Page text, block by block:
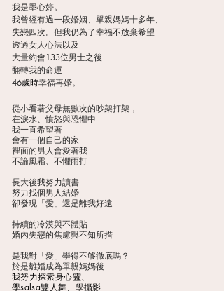
我是墨心婷。
我曾經有過一段婚姻、單親媽媽十多年、
失戀四次。但我仍為了幸福不放棄希望
透過女人心法以及
大量約會133位男士之後
翻轉我的命運
46歲時幸福再婚。
從小看著父母無數次的吵架打架，
​在淚水、憤怒與恐懼中
我一直希望著
會有一個自己的家
裡面的男人會愛著我
不論風霜、不懼雨打
長大後我努力讀書
努力找個男人結婚
卻發現「愛」還是離我好遠
持續的冷漠與不體貼
婚內失戀的焦慮與不知所措
是我對「愛」學得不够徹底嗎？
​於是離婚成為單親媽媽後
我努力探索身心靈、
學salsa雙人舞、學攝影